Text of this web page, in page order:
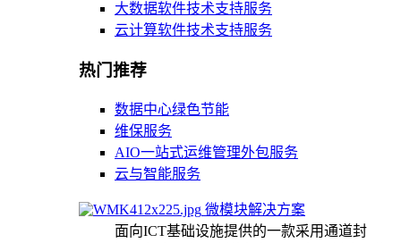
大数据软件技术支持服务
云计算软件技术支持服务
热门推荐
数据中心绿色节能
维保服务
AIO一站式运维管理外包服务
云与智能服务
微模块解决方案
面向ICT基础设施提供的一款采用通道封